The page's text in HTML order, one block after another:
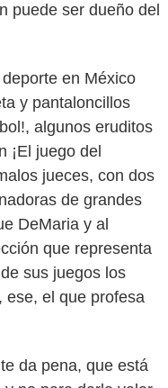
puede ser dueño del
en México
y pantaloncillos
algunos eruditos
¡El juego del
jueces, con dos
de grandes
DeMaria y al
que representa
sus juegos los
ese, el que profesa
da pena, que está